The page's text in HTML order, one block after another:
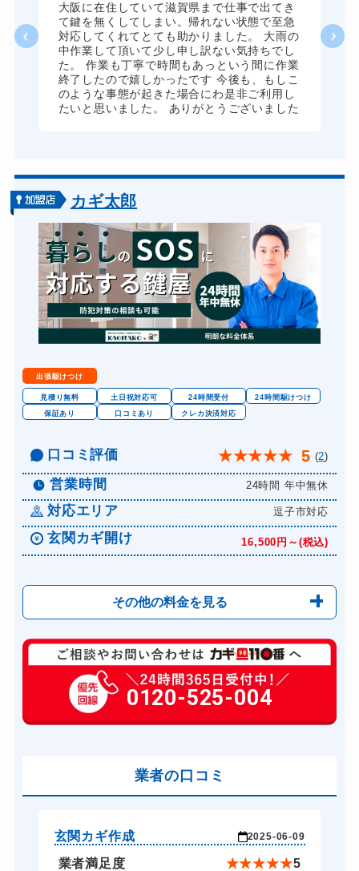
ドアノブカギ開け 10,780円～(税込)
ドアノブカギ作成 8,800円～(税込)
ドアノブカギ交換 11,000円～(税込)
大阪に在住していて滋賀県まで仕事で出てき
て鍵を無くしてしまい。帰れない状態で至急
対応してくれてとても助かりました。 大雨の
中作業して頂いて少し申し訳ない気持ちでし
た。 作業も丁寧で時間もあっという間に作業
終了したので嬉しかったです 今後も、もしこ
のような事態が起きた場合にわ是非ご利用し
たいと思いました。 ありがとうございました
カギ太郎
出張駆けつけ
見積り無料 土日祝対応可 24時間受付
24時間駆けつけ
保証あり
口コミあり クレカ決済対応
口コミ評価 ★★★★★ 5 (2)
営業時間 24時間 年中無休
対応エリア 逗子市対応
玄関カギ開け 16,500円～(税込)
その他の料金を見る
玄関カギ修理 13,200円～(税込)
玄関カギ作成 別途お見積り
玄関カギ交換 16,500円～(税込)
バイクカギ開け
スーツケースカギ開け 13,200円～(税込)
スーツケースカギ作成 19,800円～(税込)
0120-525-004
業者の口コミ
玄関カギ作成 2025-06-09
業者満足度 ★★★★★5